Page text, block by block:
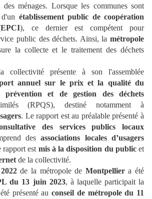
des ménages. Lorsque les communes sont
établissement public de coopération
EPCI), ce dernier est compétent pour
public des déchets. Ainsi, la métropole
la collecte et le traitement des déchets
collectivité présente à son l'assemblée
annuel sur le prix et la qualité du
et de gestion des déchets
(RPQS), destiné notamment à
. Le rapport est au préalable présenté à
des services publics locaux
desassociations locales d’usagers
rapport est mis à la disposition du publicet
de la collectivité.
de la métropole de Montpelliera été
du 13 juin 2023, à laquelle participait la
présenté auconseil de métropole du 11